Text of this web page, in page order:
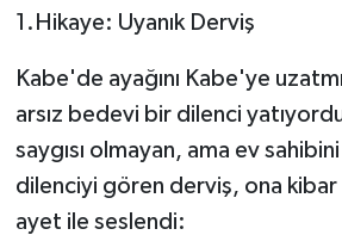
1.Hikaye: Uyanık Derviş
Kabe'de ayağını Kabe'ye
arsız bedevi bir dilenci
saygısı olmayan, ama ev
dilenciyi gören derviş, ona
ayet ile seslendi: